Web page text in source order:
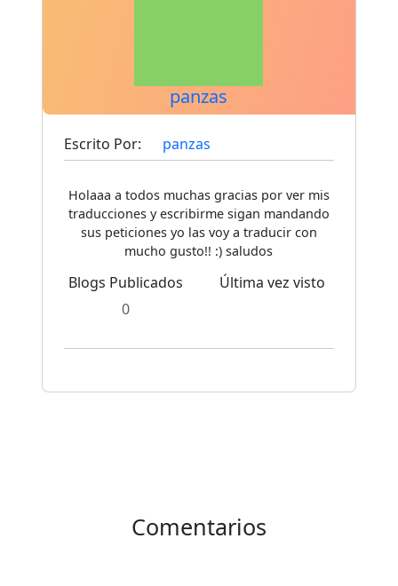
panzas
Escrito Por: panzas
Holaaa a todos muchas gracias por ver mis
traducciones y escribirme sigan mandando
sus peticiones yo las voy a traducir con
mucho gusto!! :) saludos
Blogs Publicados
0
Última vez visto
Comentarios